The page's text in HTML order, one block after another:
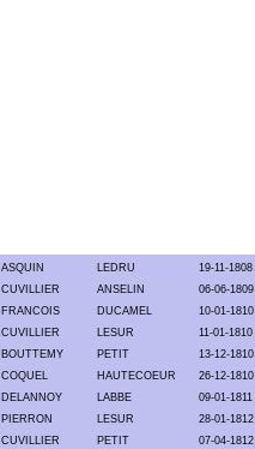
ASQUIN LEDRU 19-11-1808
CUVILLIER ANSELIN 06-06-1809
FRANCOIS DUCAMEL 10-01-1810
CUVILLIER LESUR 11-01-1810
BOUTTEMY PETIT 13-12-1810
COQUEL HAUTECOEUR 26-12-1810
DELANNOY LABBE 09-01-1811
PIERRON LESUR 28-01-1812
CUVILLIER PETIT 07-04-1812